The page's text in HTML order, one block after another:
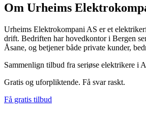
Om Urheims
Urheims Elektrokompani AS er et
drift. Bedriften har hovedkontor i Bergen
Åsane, og betjener både private kunder,
Sammenlign tilbud fra seriøse elektrikere i
Gratis og uforpliktende. Få svar raskt.
Få gratis tilbud